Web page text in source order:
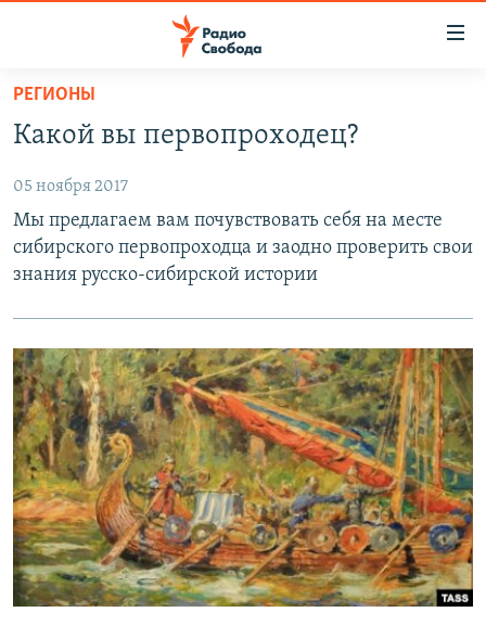
упрощенного
доступа
основному
содержанию
Вернутся
главной
навигации
Вернутся
поиску
АВТОРСКИЕ ПРОЕКТЫ
ЦИТАТЫ СВОБОДЫ
МНЕНИЯ
IDEL.РЕАЛИИ
КАВКАЗ.РЕАЛИИ
СЕВЕР.РЕАЛИИ
СИБИРЬ.РЕАЛИИ
РАСПИСАНИЕ ВЕЩАНИЯ
ПОДПИШИТЕСЬ НА РАССЫЛКУ
СОЦИАЛЬНЫЕ СЕТИ
РЕГИОНЫ
Какой вы первопроходец?
05 ноября 2017
Мы предлагаем вам почувствовать себя на месте
сибирского первопроходца и заодно проверить свои
знания русско-сибирской истории